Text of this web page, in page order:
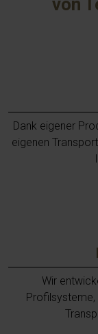
von
Dank eigener
eigenen
Wir
Profilsysteme,